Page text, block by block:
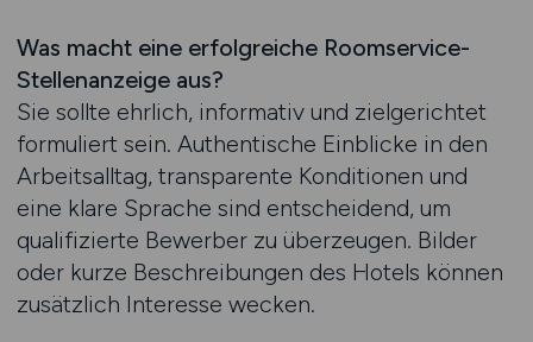
Was macht eine erfolgreiche Roomservice-
Stellenanzeige aus?
Sie sollte ehrlich, informativ und zielgerichtet
formuliert sein. Authentische Einblicke in den
Arbeitsalltag, transparente Konditionen und
eine klare Sprache sind entscheidend, um
qualifizierte Bewerber zu überzeugen. Bilder
oder kurze Beschreibungen des Hotels können
zusätzlich Interesse wecken.